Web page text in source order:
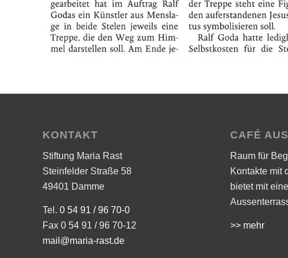
KONTAKT
Stiftung Maria Rast
Steinfelder Straße 58
49401 Damme
Tel. 0 54 91 / 96 70-0
Fax 0 54 91 / 96 70-12
mail@maria-rast.de
CAFÉ
Raum für
Kontakte mit
bietet mit
>> mehr